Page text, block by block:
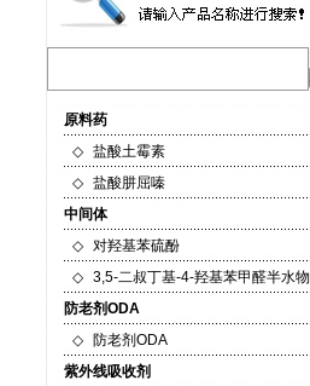
原料药
◇
盐酸土霉素
◇
盐酸肼屈嗪
中间体
◇
对羟基苯硫酚
◇
3,5-二叔丁基-4-羟基苯甲醛半水物
防老剂ODA
◇
防老剂ODA
紫外线吸收剂